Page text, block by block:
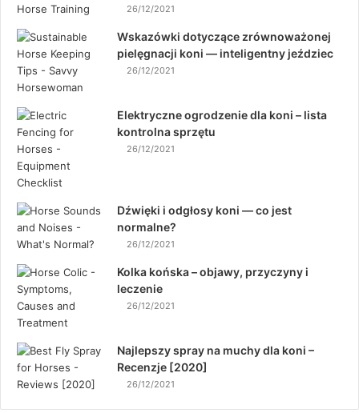
26/12/2021
Wskazówki dotyczące zrównoważonej
pielęgnacji koni — inteligentny jeździec
26/12/2021
Elektryczne ogrodzenie dla koni – lista
kontrolna sprzętu
26/12/2021
Dźwięki i odgłosy koni — co jest
normalne?
26/12/2021
Kolka końska – objawy, przyczyny i
leczenie
26/12/2021
Najlepszy spray na muchy dla koni –
Recenzje [2020]
26/12/2021